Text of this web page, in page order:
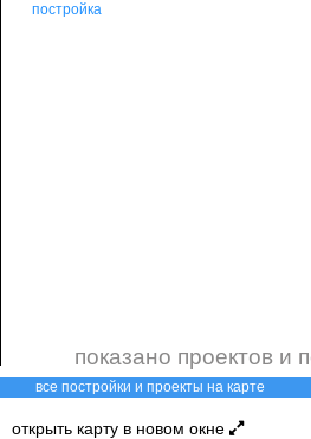
постройка
показано проектов и
все постройки и проекты на карте
открыть карту в новом окне